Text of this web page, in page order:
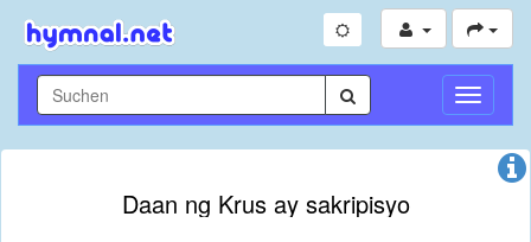
Daan ng Krus ay sakripisyo